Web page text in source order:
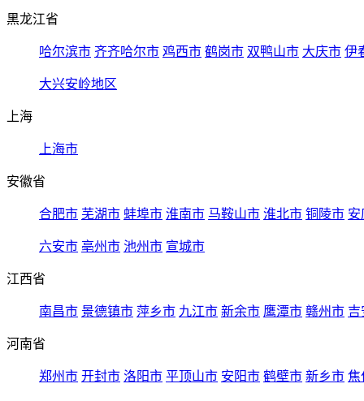
黑龙江省
哈尔滨市 齐齐哈尔市 鸡西市 鹤岗市 双鸭山市 大庆市 伊
大兴安岭地区
上海
上海市
安徽省
合肥市 芜湖市 蚌埠市 淮南市 马鞍山市 淮北市 铜陵市 安
六安市 亳州市 池州市 宣城市
江西省
南昌市 景德镇市 萍乡市 九江市 新余市 鹰潭市 赣州市 吉
河南省
郑州市 开封市 洛阳市 平顶山市 安阳市 鹤壁市 新乡市 焦